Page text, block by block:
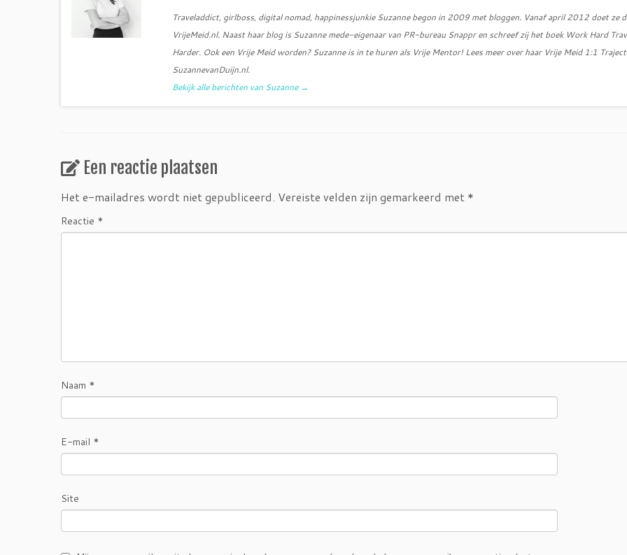
Traveladdict, girlboss, digital nomad, happinessjunkie Suzanne begon in 2009 met bloggen. Vanaf april 2012 doet ze
VrijeMeid.nl. Naast haar blog is Suzanne mede-eigenaar van PR-bureau Snappr en schreef zij het boek Work Hard
Harder. Ook een Vrije Meid worden? Suzanne is in te huren als Vrije Mentor! Lees meer over haar Vrije Meid 1:1
SuzannevanDuijn.nl.
Bekijk alle berichten van Suzanne →
Een reactie plaatsen
Het e-mailadres wordt niet gepubliceerd. Vereiste velden zijn gemarkeerd met *
Reactie *
Naam *
E-mail *
Site